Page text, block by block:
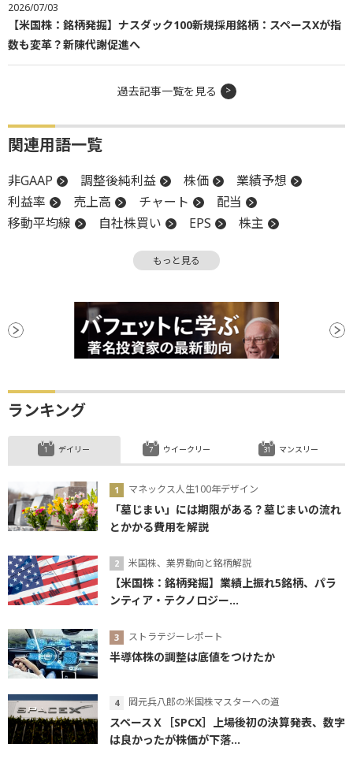
2026/07/03
【米国株：銘柄発掘】ナスダック100新規採用銘柄：スペースXが指
数も変革？新陳代謝促進へ
過去記事一覧を見る
関連用語一覧
非GAAP 調整後純利益 株価
業績予想
利益率
売上高 チャート
配当
移動平均線
自社株買い EPS
株主
調整 買収
もっと見る
ランキング
デイリー
マネックス人生100年デザイン
「墓じまい」には期限がある？墓じまいの流れ
とかかる費用を解説
米国株、業界動向と銘柄解説
【米国株：銘柄発掘】業績上振れ5銘柄、パラ
ンティア・テクノロジー...
ストラテジーレポート
半導体株の調整は底値をつけたか
岡元兵八郎の米国株マスターへの道
スペースＸ［SPCX］上場後初の決算発表、数字
は良かったが株価が下落...
ウイークリー マンスリー